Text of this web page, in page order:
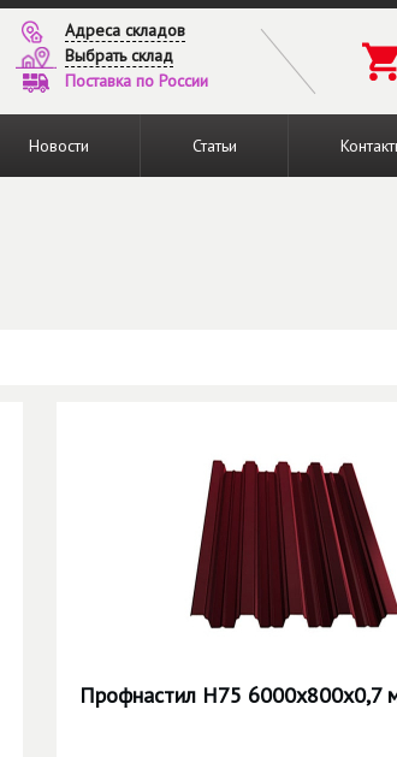
Адреса складов
Выбрать склад
Поставка по России
Новости Статьи
Профнастил Н75 6000х800х0,7